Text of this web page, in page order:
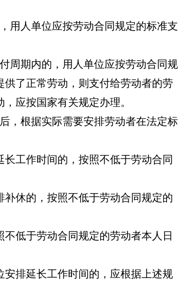
用人单位应按劳动合同规定的标准支
周期内的，用人单位应按劳动合同规
了正常劳动，则支付给劳动者的劳
应按国家有关规定办理。
，根据实际需要安排劳动者在法定标
长工作时间的，按照不低于劳动合同
补休的，按照不低于劳动合同规定的
低于劳动合同规定的劳动者本人日
排延长工作时间的，应根据上述规